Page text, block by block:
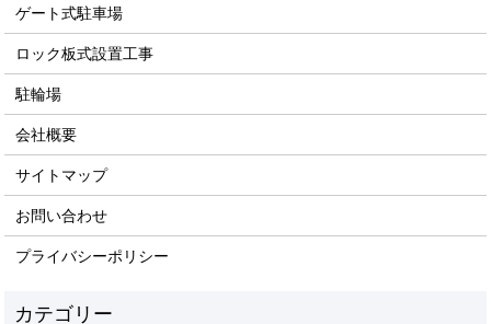
ゲート式駐車場
ロック板式設置工事
駐輪場
会社概要
サイトマップ
お問い合わせ
プライバシーポリシー